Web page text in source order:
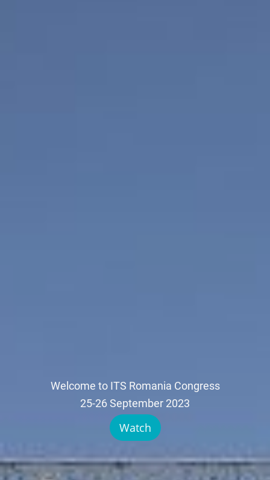
Welcome to ITS Romania Congress
25-26 September 2023